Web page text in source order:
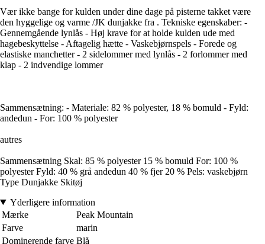
Vær ikke bange for kulden under dine dage på pisterne takket være
den hyggelige og varme /JK dunjakke fra . Tekniske egenskaber: -
Gennemgående lynlås - Høj krave for at holde kulden ude med
hagebeskyttelse - Aftagelig hætte - Vaskebjørnspels - Forede og
elastiske manchetter - 2 sidelommer med lynlås - 2 forlommer med
klap - 2 indvendige lommer
Sammensætning: - Materiale: 82 % polyester, 18 % bomuld - Fyld:
andedun - For: 100 % polyester
autres
Sammensætning Skal: 85 % polyester 15 % bomuld For: 100 %
polyester Fyld: 40 % grå andedun 40 % fjer 20 % Pels: vaskebjørn
Type Dunjakke Skitøj
Yderligere information
Mærke
Peak Mountain
Farve
marin
Dominerende farve Blå